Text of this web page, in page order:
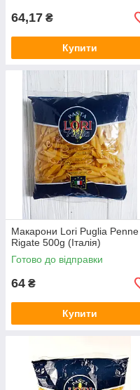
64,17 ₴
Купити
Макарони Lori Puglia Penne
Rigate 500g (Італія)
Готово до відправки
64 ₴
Купити